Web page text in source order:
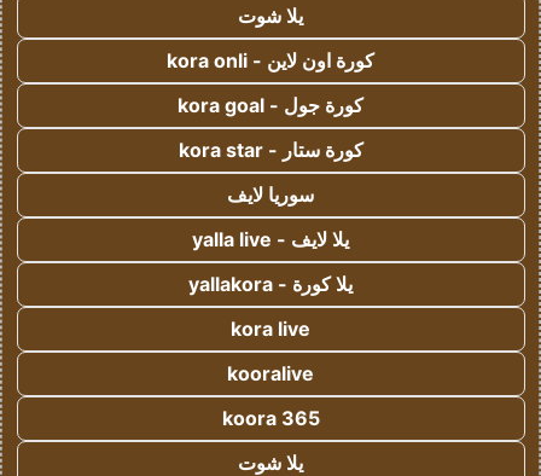
يلا شوت
كورة اون لاين - kora onli
كورة جول - kora goal
كورة ستار - kora star
سوريا لايف
يلا لايف - yalla live
يلا كورة - yallakora
kora live
kooralive
koora 365
يلا شوت